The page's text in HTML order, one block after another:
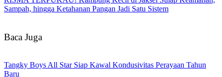
Sampah, hingga Ketahanan Pangan Jadi Satu Sistem
Baca Juga
Tangky Boys All Star Siap Kawal Kondusivitas Perayaan Tahun
Baru